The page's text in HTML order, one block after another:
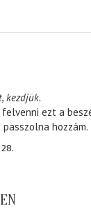
kezdjük.
ezt a
hozzám.